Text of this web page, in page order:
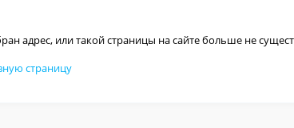
адрес, или такой страницы на сайте больше не
страницу